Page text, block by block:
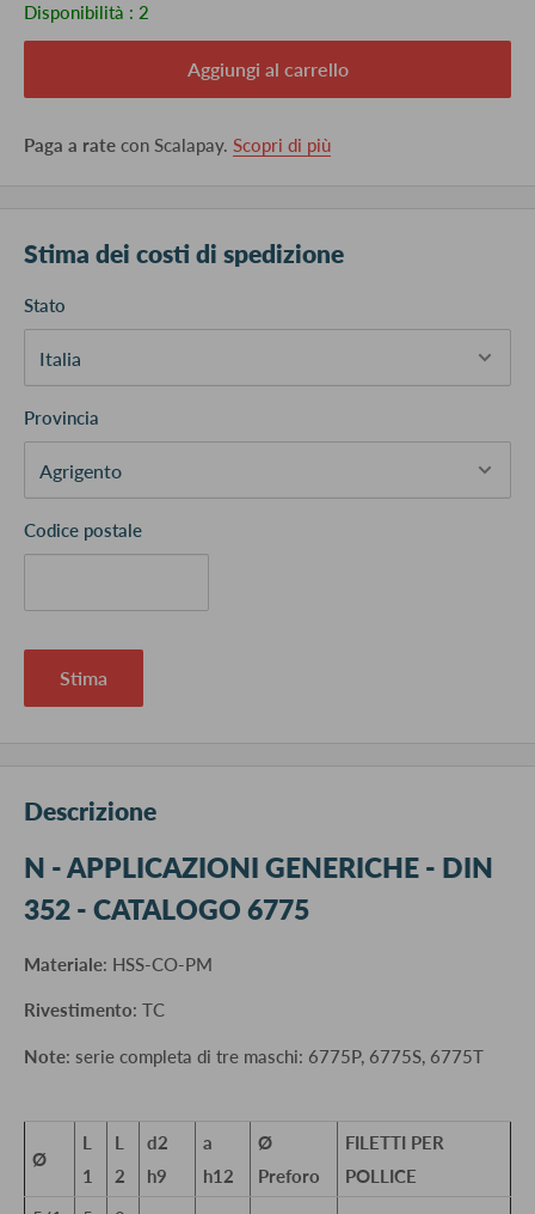
Disponibilità : 2
Aggiungi al carrello
Paga a rate con Scalapay. Scopri di più
Stima dei costi di spedizione
Stato
Provincia
Codice postale
Stima
Descrizione
N - APPLICAZIONI GENERICHE - DIN
352 - CATALOGO 6775
Materiale: HSS-CO-PM
Rivestimento: TC
Note: serie completa di tre maschi: 6775P, 6775S, 6775T
Ø
L
1
L
2
d2
h9
a
h12
Ø
Preforo
FILETTI PER
POLLICE